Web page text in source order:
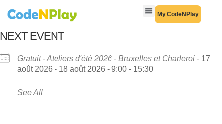
My CodeNPlay
NEXT EVENT
Gratuit - Ateliers d'été 2026 - Bruxelles et Charleroi - 17
août 2026 - 18 août 2026 - 9:00 - 15:30
See All